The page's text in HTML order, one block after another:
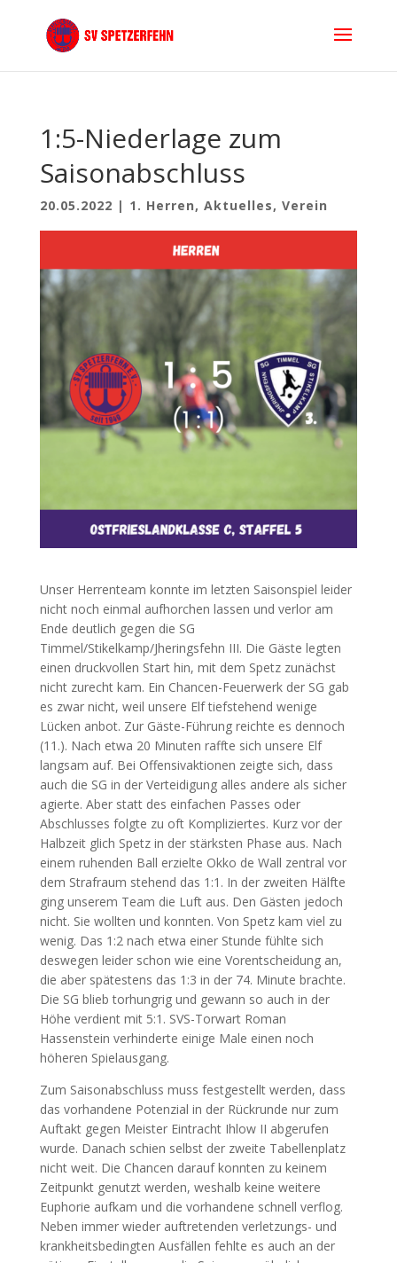
1:5-Niederlage zum
Saisonabschluss
20.05.2022 | 1. Herren, Aktuelles, Verein
Unser Herrenteam konnte im letzten Saisonspiel leider
nicht noch einmal aufhorchen lassen und verlor am
Ende deutlich gegen die SG
Timmel/Stikelkamp/Jheringsfehn III. Die Gäste legten
einen druckvollen Start hin, mit dem Spetz zunächst
nicht zurecht kam. Ein Chancen-Feuerwerk der SG gab
es zwar nicht, weil unsere Elf tiefstehend wenige
Lücken anbot. Zur Gäste-Führung reichte es dennoch
(11.). Nach etwa 20 Minuten raffte sich unsere Elf
langsam auf. Bei Offensivaktionen zeigte sich, dass
auch die SG in der Verteidigung alles andere als sicher
agierte. Aber statt des einfachen Passes oder
Abschlusses folgte zu oft Kompliziertes. Kurz vor der
Halbzeit glich Spetz in der stärksten Phase aus. Nach
einem ruhenden Ball erzielte Okko de Wall zentral vor
dem Strafraum stehend das 1:1. In der zweiten Hälfte
ging unserem Team die Luft aus. Den Gästen jedoch
nicht. Sie wollten und konnten. Von Spetz kam viel zu
wenig. Das 1:2 nach etwa einer Stunde fühlte sich
deswegen leider schon wie eine Vorentscheidung an,
die aber spätestens das 1:3 in der 74. Minute brachte.
Die SG blieb torhungrig und gewann so auch in der
Höhe verdient mit 5:1. SVS-Torwart Roman
Hassenstein verhinderte einige Male einen noch
höheren Spielausgang.
Zum Saisonabschluss muss festgestellt werden, dass
das vorhandene Potenzial in der Rückrunde nur zum
Auftakt gegen Meister Eintracht Ihlow II abgerufen
wurde. Danach schien selbst der zweite Tabellenplatz
nicht weit. Die Chancen darauf konnten zu keinem
Zeitpunkt genutzt werden, weshalb keine weitere
Euphorie aufkam und die vorhandene schnell verflog.
Neben immer wieder auftretenden verletzungs- und
krankheitsbedingten Ausfällen fehlte es auch an der